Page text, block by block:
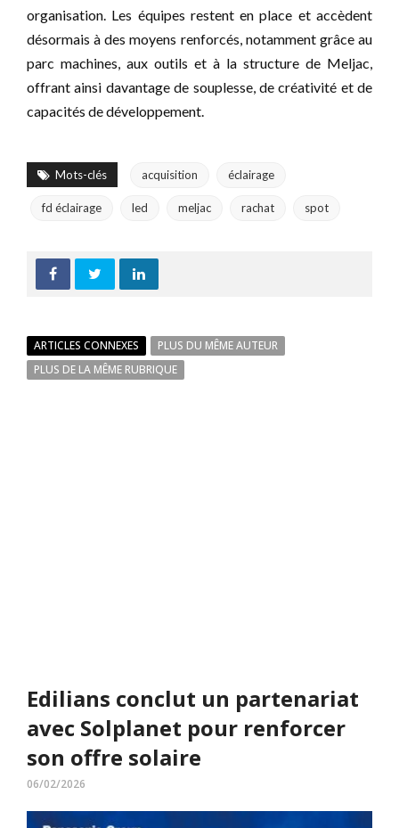
organisation. Les équipes restent en place et accèdent
désormais à des moyens renforcés, notamment grâce au
parc machines, aux outils et à la structure de Meljac,
offrant ainsi davantage de souplesse, de créativité et de
capacités de développement.
Mots-clés acquisition éclairage
fd éclairage led meljac rachat spot
ARTICLES CONNEXES
PLUS DU MÊME AUTEUR
PLUS DE LA MÊME RUBRIQUE
Edilians conclut un partenariat
avec Solplanet pour renforcer
son offre solaire
06/02/2026